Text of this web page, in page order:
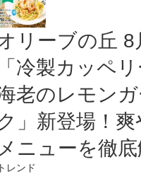
リーブの丘 8
「冷製カッペ
老のレモンガ
」新登場！爽
メニューを徹
トレンド